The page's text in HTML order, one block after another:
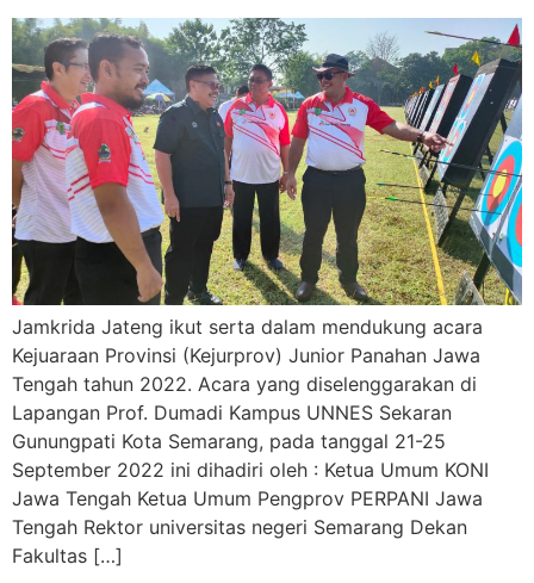
Jamkrida Jateng ikut serta dalam mendukung acara
Kejuaraan Provinsi (Kejurprov) Junior Panahan Jawa
Tengah tahun 2022. Acara yang diselenggarakan di
Lapangan Prof. Dumadi Kampus UNNES Sekaran
Gunungpati Kota Semarang, pada tanggal 21-25
September 2022 ini dihadiri oleh : Ketua Umum KONI
Jawa Tengah Ketua Umum Pengprov PERPANI Jawa
Tengah Rektor universitas negeri Semarang Dekan
Fakultas […]